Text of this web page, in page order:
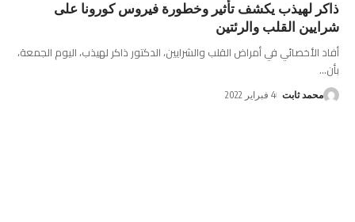
ذاكر لهيذب يكشف تأثير وخطورة فيروس كورونا على
شرايين القلب والرئتين
أفاد الأخصائي في أمراض القلب والشرايين، الدكتور ذاكر لهيذب، اليوم الجمعة،
بأن…
محمد ثابت 4 فبراير 2022